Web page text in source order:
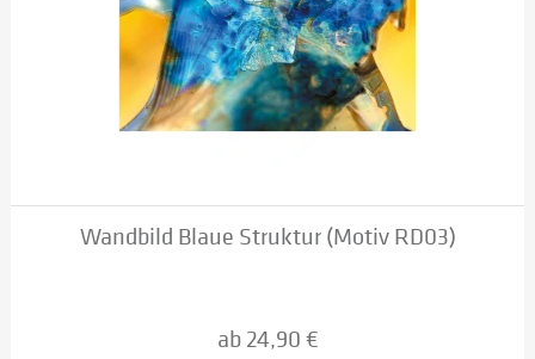
Wandbild Blaue Struktur (Motiv RD03)
ab 24,90 €